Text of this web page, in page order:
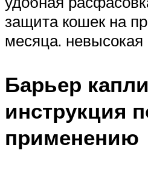
защита кошек на
месяца. невысокая
Барьер
инструкция
применению